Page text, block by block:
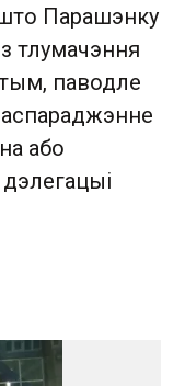
Парашэнку
тлумачэння
паводле
або